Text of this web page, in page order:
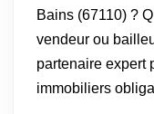
Bains (67110) ?
vendeur ou
partenaire expert
immobiliers